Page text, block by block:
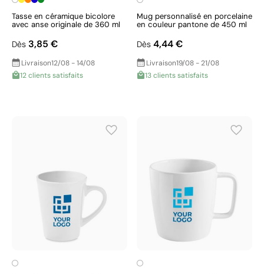
Tasse en céramique bicolore
avec anse originale de 360 ml
Dès 3,85 €
Livraison12/08 - 14/08
12 clients satisfaits
Mug personnalisé en porcelaine
en couleur pantone de 450 ml
Dès 4,44 €
Livraison19/08 - 21/08
13 clients satisfaits